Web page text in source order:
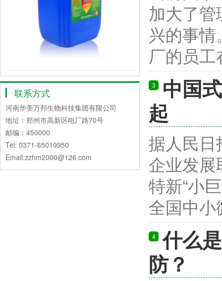
联系方式
河南华美万邦生物科技集团有限公司
地址：郑州市高新区电厂路70号
邮编：450000
Tel: 0371-65019950
Email:zzhm2000@126.com
加大了
兴的事
厂的员
3
中国
起
据人民
企业发
特新“小
全国中
4
什么
防？